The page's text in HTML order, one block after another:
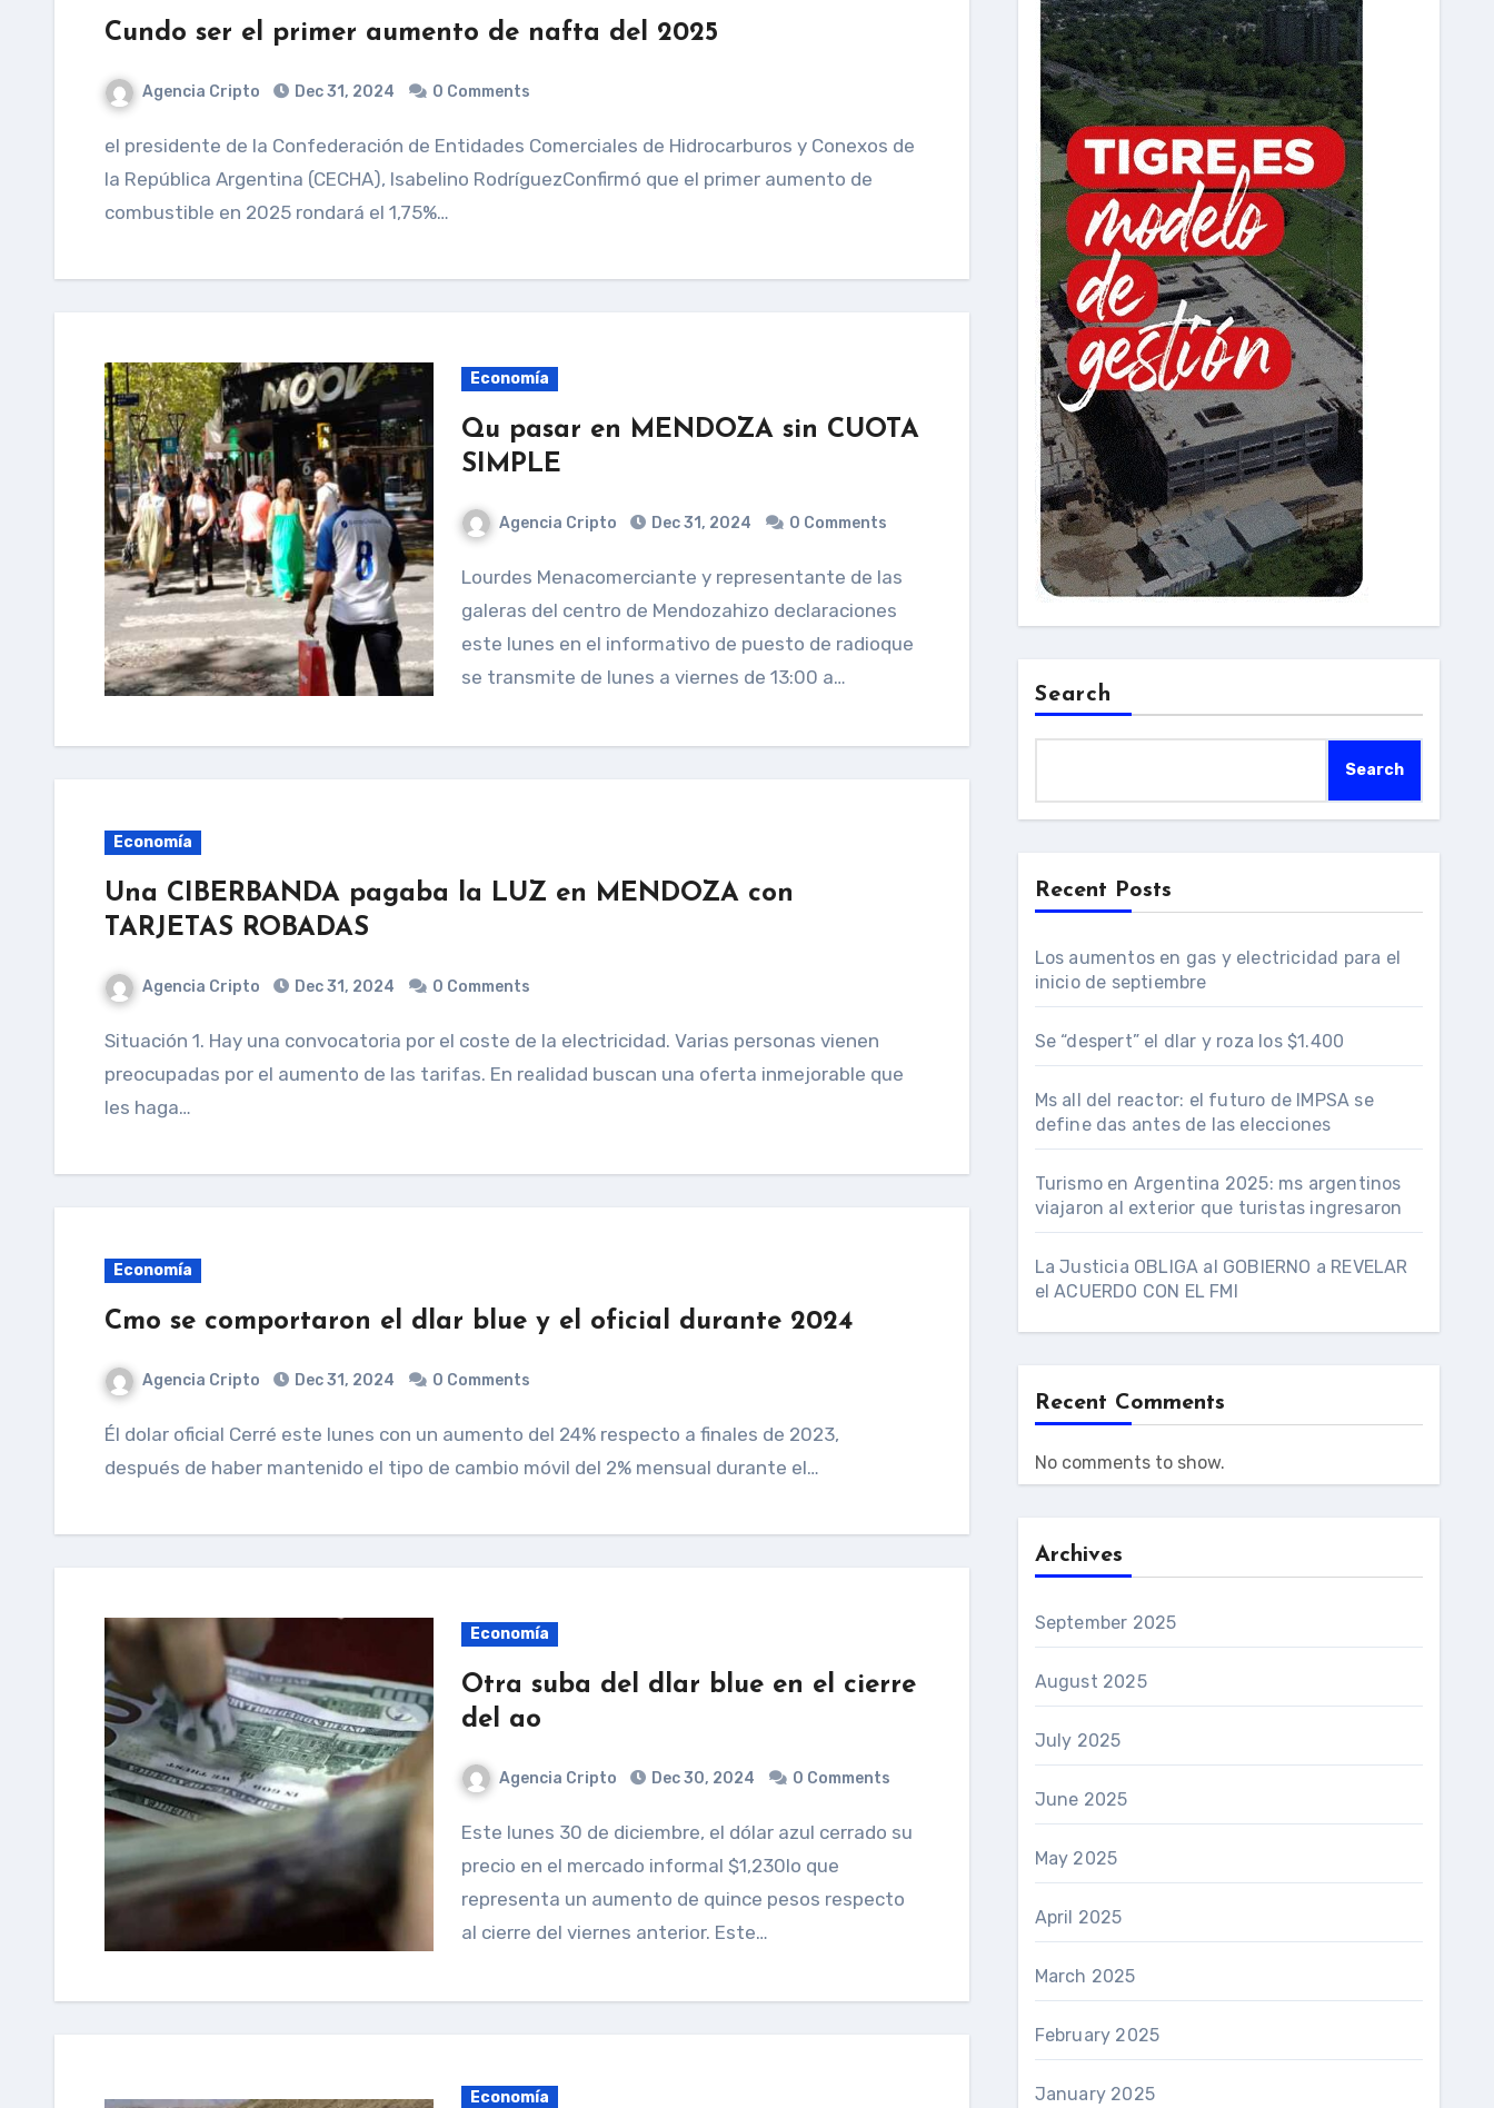
Cundo ser el primer aumento de nafta del 2025
Agencia Cripto Dec 31, 2024 0 Comments
el presidente de la Confederación de Entidades Comerciales de Hidrocarburos y Conexos de
la República Argentina (CECHA), Isabelino RodríguezConfirmó que el primer aumento de
combustible en 2025 rondará el 1,75%…
Economía
Qu pasar en MENDOZA sin CUOTA
SIMPLE
Agencia Cripto Dec 31, 2024 0 Comments
Lourdes Menacomerciante y representante de las
galeras del centro de Mendozahizo declaraciones
este lunes en el informativo de puesto de radioque
se transmite de lunes a viernes de 13:00 a…
Economía
Una CIBERBANDA pagaba la LUZ en MENDOZA con
TARJETAS ROBADAS
Agencia Cripto Dec 31, 2024 0 Comments
Situación 1. Hay una convocatoria por el coste de la electricidad. Varias personas vienen
preocupadas por el aumento de las tarifas. En realidad buscan una oferta inmejorable que
les haga…
Economía
Cmo se comportaron el dlar blue y el oficial durante 2024
Agencia Cripto Dec 31, 2024 0 Comments
Él dolar oficial Cerré este lunes con un aumento del 24% respecto a finales de 2023,
después de haber mantenido el tipo de cambio móvil del 2% mensual durante el…
Economía
Otra suba del dlar blue en el cierre
del ao
Agencia Cripto Dec 30, 2024 0 Comments
Este lunes 30 de diciembre, el dólar azul cerrado su
precio en el mercado informal $1,230lo que
representa un aumento de quince pesos respecto
al cierre del viernes anterior. Este…
Economía
Search
Search
Recent Posts
Los aumentos en gas y electricidad para el
inicio de septiembre
Se “despert” el dlar y roza los $1.400
Ms all del reactor: el futuro de IMPSA se
define das antes de las elecciones
Turismo en Argentina 2025: ms argentinos
viajaron al exterior que turistas ingresaron
La Justicia OBLIGA al GOBIERNO a REVELAR
el ACUERDO CON EL FMI
Recent Comments
No comments to show.
Archives
September 2025
August 2025
July 2025
June 2025
May 2025
April 2025
March 2025
February 2025
January 2025